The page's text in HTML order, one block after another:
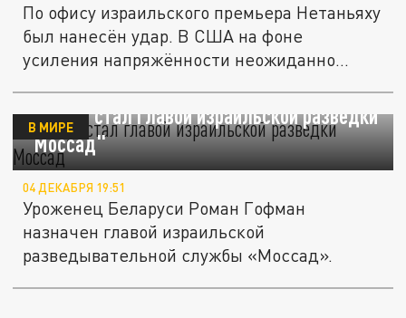
По офису израильского премьера Нетаньяху
был нанесён удар. В США на фоне
усиления напряжённости неожиданно...
Белорус стал главой израильской разведки
"Моссад"
В МИРЕ
04 ДЕКАБРЯ 19:51
Уроженец Беларуси Роман Гофман
назначен главой израильской
разведывательной службы «Моссад».